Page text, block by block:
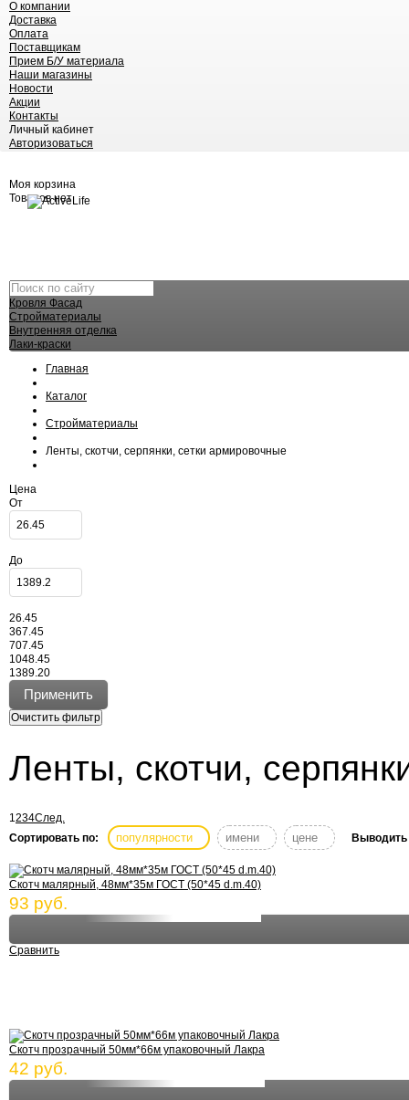
О компании
Доставка
Оплата
Поставщикам
Прием Б/У материала
Наши магазины
Новости
Акции
Контакты
Личный кабинет
Авторизоваться
Моя корзина
Товаров нет
Кровля Фасад
Стройматериалы
Внутренняя отделка
Лаки-краски
Главная
Каталог
Стройматериалы
Ленты, скотчи, серпянки, сетки армировочные
Цена
От
До
26.45
367.45
707.45
1048.45
1389.20
Ленты, скотчи,
1234След.
Сортировать по:
популярности имени цене Выводить
Скотч малярный, 48мм*35м ГОСТ (50*45 d.m.40)
93 руб.
Сравнить
Скотч прозрачный 50мм*66м упаковочный Лакра
42 руб.